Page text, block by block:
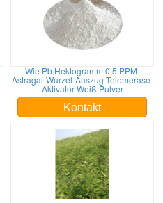
Wie Pb Hektogramm 0,5 PPM-
Astragal-Wurzel-Auszug Telomerase-
Aktivator-Weiß-Pulver
Kontakt